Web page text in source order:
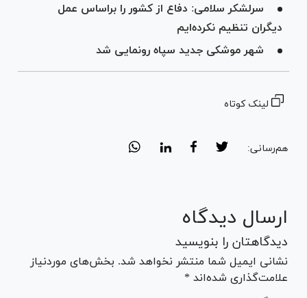
سرلشکر سلامی: دفاع از کشور را براساس عمل
دیگران تنظیم نکرده‌ایم
شهر موشکی جدید سپاه رونمایی شد
لینک کوتاه
هم‌رسانی:
ارسال دیدگاه
دیدگاهتان را بنویسید
نشانی ایمیل شما منتشر نخواهد شد. بخش‌های موردنیاز
علامت‌گذاری شده‌اند *